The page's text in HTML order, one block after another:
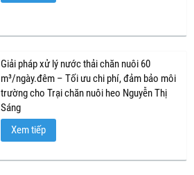
Giải pháp xử lý nước thải chăn nuôi 60
m³/ngày.đêm – Tối ưu chi phí, đảm bảo môi
trường cho Trại chăn nuôi heo Nguyễn Thị
Sáng
Xem tiếp